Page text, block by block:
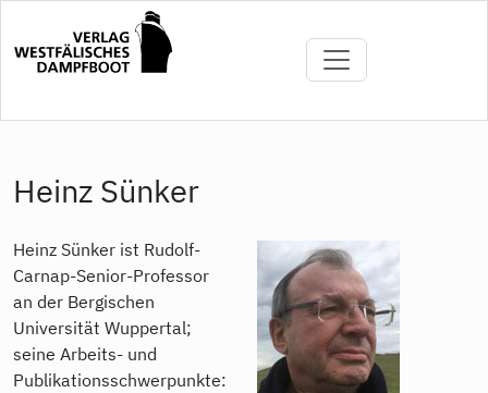
Inhalt
Heinz Sünker
Heinz Sünker ist Rudolf-
Carnap-Senior-Professor
an der Bergischen
Universität Wuppertal;
seine Arbeits- und
Publikationsschwerpunkte: